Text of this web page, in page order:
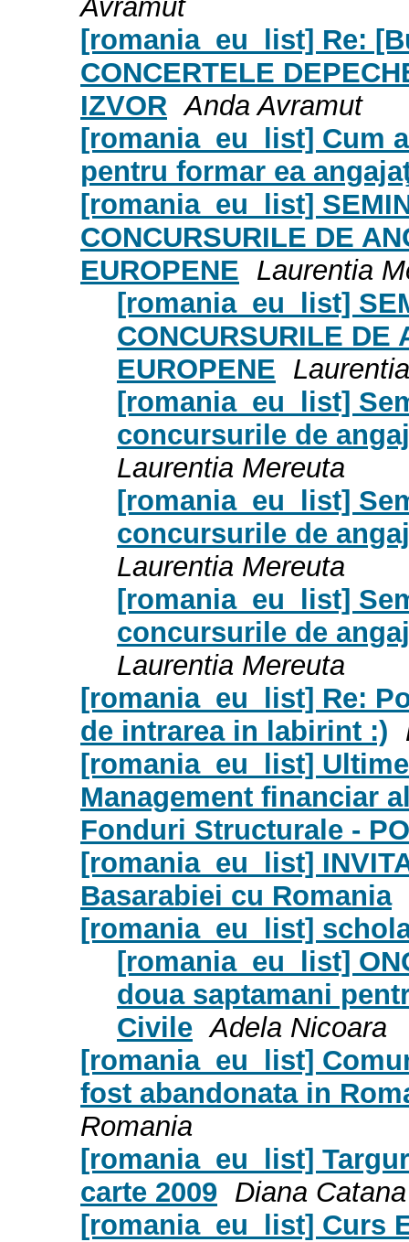
Avramut
[romania_eu_list] Re:
CONCERTELE
IZVOR Anda Avramut
[romania_eu_list] Cum
pentru formar ea
[romania_eu_list]
CONCURSURILE DE
EUROPENE Laurentia
[romania_eu_list]
CONCURSURILE DE
EUROPENE
[romania_eu_list]
concursurile de
Laurentia Mereuta
[romania_eu_list]
concursurile de
Laurentia Mereuta
[romania_eu_list]
concursurile de
Laurentia Mereuta
[romania_eu_list] Re:
de intrarea in labirint :)
[romania_eu_list]
Management financiar
Fonduri Structurale -
[romania_eu_list]
Basarabiei cu Romania
[romania_eu_list]
[romania_eu_list]
doua saptamani
Civile Adela Nicoara
[romania_eu_list]
fost abandonata in
Romania
[romania_eu_list]
carte 2009 Diana Catana
[romania_eu_list] Curs